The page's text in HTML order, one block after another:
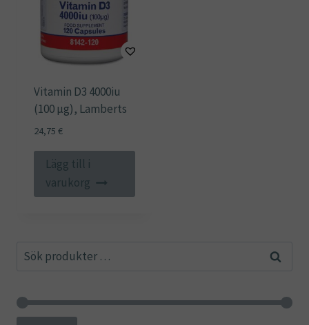
Vitamin D3 4000iu
(100 µg), Lamberts
24,75 €
Lägg till i
varukorg
Sök
Sök